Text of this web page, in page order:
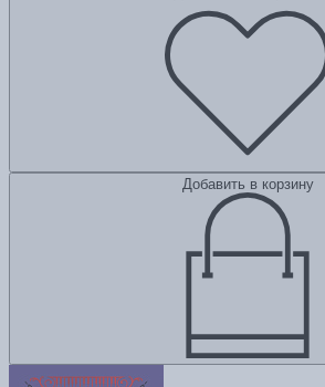
Добавить в корзину